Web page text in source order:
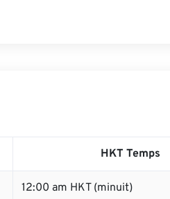
HKT Temps
12:00 am HKT (minuit)